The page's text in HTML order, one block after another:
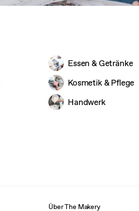
Essen & Getränke
Kosmetik & Pflege
Handwerk
Über The Makery